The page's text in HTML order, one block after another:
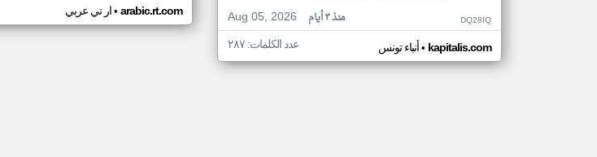
Aug 05, 2026
منذ ٣ أيام DQ28IQ
أنباء تونس• kapitalis.com عدد الكلمات: ٢٨٧
ار تي عربي• arabic.rt.com